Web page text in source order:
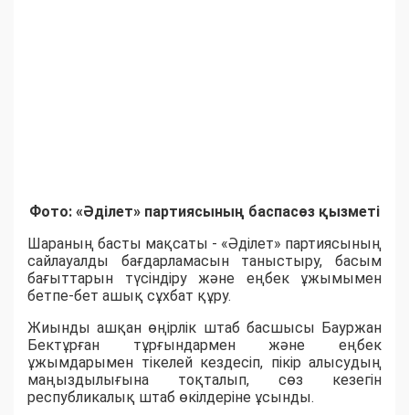
Фото: «Әділет» партиясының баспасөз қызметі
Шараның басты мақсаты - «Әділет» партиясының
сайлауалды бағдарламасын таныстыру, басым
бағыттарын түсіндіру және еңбек ұжымымен
бетпе-бет ашық сұхбат құру.
Жиынды ашқан өңірлік штаб басшысы Бауржан
Бектұрған тұрғындармен және еңбек
ұжымдарымен тікелей кездесіп, пікір алысудың
маңыздылығына тоқталып, сөз кезегін
республикалық штаб өкілдеріне ұсынды.